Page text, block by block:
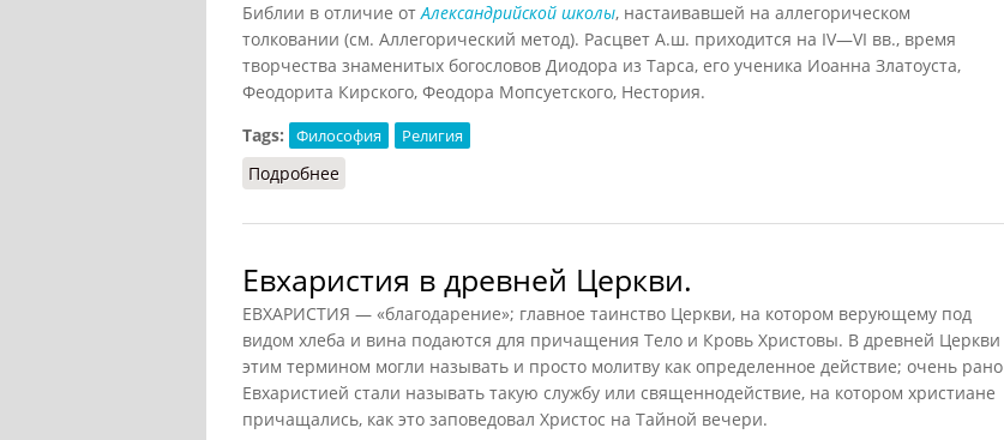
Библии в отличие отАлександрийской школы, настаивавшей на аллегорическом
толковании (см. Аллегорический метод). Расцвет А.ш. приходится на IV—VI вв., время
творчества знаменитых богословов Диодора из Тарса, его ученика Иоанна Златоуста,
Феодорита Кирского, Феодора Мопсуетского, Нестория.
Tags:
Философия Религия
Подробнее
Евхаристия в древней Церкви.
ЕВХАРИСТИЯ — «благодарение»; главное таинство Церкви, на котором верующему под
видом хлеба и вина подаются для причащения Тело и Кровь Христовы. В древней Церкви
этим термином могли называть и просто молитву как определенное действие; очень рано
Евхаристией стали называть такую службу или священнодействие, на котором христиане
причащались, как это заповедовал Христос на Тайной вечери.